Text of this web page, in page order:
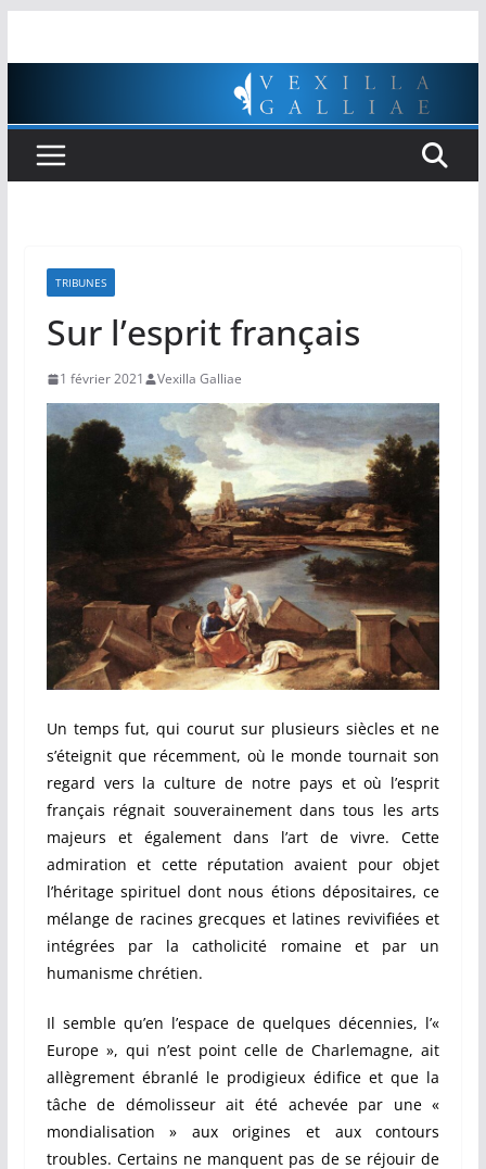
TRIBUNES
Sur l’esprit français
1 février 2021 Vexilla Galliae
Un temps fut, qui courut sur plusieurs siècles et ne
s’éteignit que récemment, où le monde tournait son
regard vers la culture de notre pays et où l’esprit
français régnait souverainement dans tous les arts
majeurs et également dans l’art de vivre. Cette
admiration et cette réputation avaient pour objet
l’héritage spirituel dont nous étions dépositaires, ce
mélange de racines grecques et latines revivifiées et
intégrées par la catholicité romaine et par un
humanisme chrétien.
Il semble qu’en l’espace de quelques décennies, l’«
Europe », qui n’est point celle de Charlemagne, ait
allègrement ébranlé le prodigieux édifice et que la
tâche de démolisseur ait été achevée par une «
mondialisation » aux origines et aux contours
troubles. Certains ne manquent pas de se réjouir de